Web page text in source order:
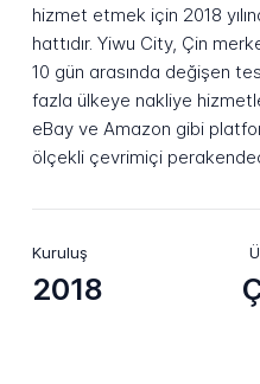
hizmet etmek için 2018
hattıdır. Yiwu City, Çin
10 gün arasında değişen
fazla ülkeye nakliye
eBay ve Amazon gibi
ölçekli çevrimiçi
Kuruluş
2018